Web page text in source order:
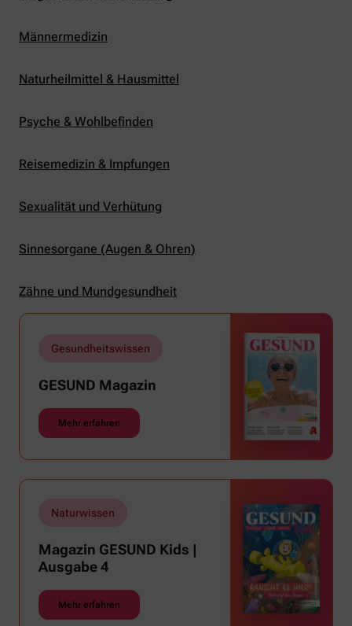
Männermedizin
Naturheilmittel & Hausmittel
Psyche & Wohlbefinden
Reisemedizin & Impfungen
Sexualität und Verhütung
Sinnesorgane (Augen & Ohren)
Zähne und Mundgesundheit
Gesundheitswissen
GESUND Magazin
Mehr erfahren
Naturwissen
Magazin GESUND Kids |
Ausgabe 4
Mehr erfahren